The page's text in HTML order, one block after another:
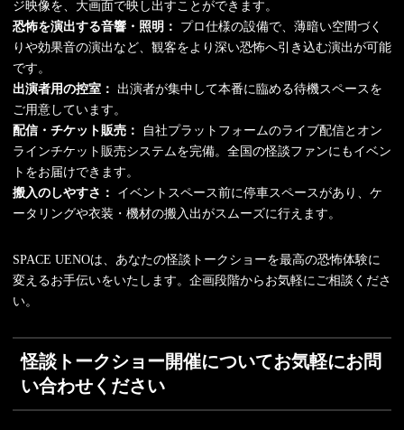
ジ映像を、大画面で映し出すことができます。
恐怖を演出する音響・照明：
プロ仕様の設備で、薄暗い空間づく
りや効果音の演出など、観客をより深い恐怖へ引き込む演出が可能
です。
出演者用の控室： 出演者が集中して本番に臨める待機スペースを
ご用意しています。
配信・チケット販売：
自社プラットフォームのライブ配信とオン
ラインチケット販売システムを完備。全国の怪談ファンにもイベン
トをお届けできます。
搬入のしやすさ：
イベントスペース前に停車スペースがあり、ケ
ータリングや衣装・機材の搬入出がスムーズに行えます。
SPACE UENOは、あなたの怪談トークショーを最高の恐怖体験に
変えるお手伝いをいたします。企画段階からお気軽にご相談くださ
い。
怪談トークショー開催についてお気軽にお問
い合わせください